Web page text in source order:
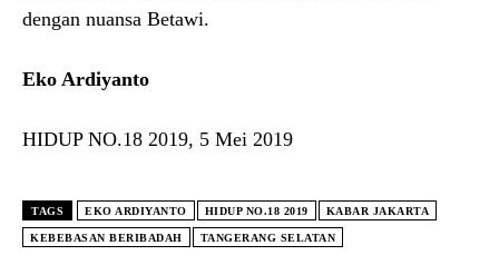
dengan nuansa Betawi.
Eko Ardiyanto
HIDUP NO.18 2019, 5 Mei 2019
TAGS EKO ARDIYANTO HIDUP NO.18 2019 KABAR JAKARTA
KEBEBASAN BERIBADAH TANGERANG SELATAN